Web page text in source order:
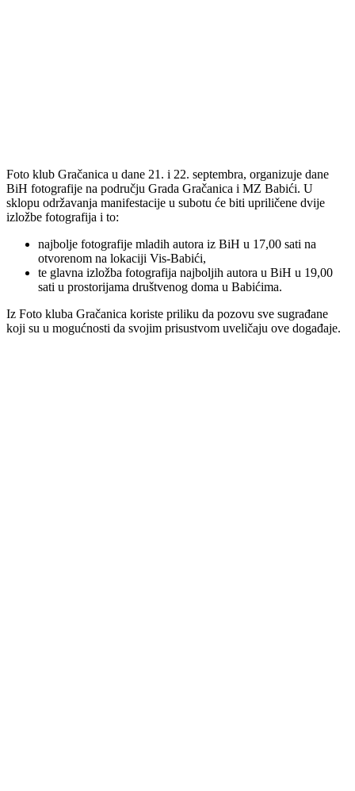
Foto klub Gračanica u dane 21. i 22. septembra, organizuje dane
BiH fotografije na području Grada Gračanica i MZ Babići. U
sklopu održavanja manifestacije u subotu će biti upriličene dvije
izložbe fotografija i to:
najbolje fotografije mladih autora iz BiH u 17,00 sati na
otvorenom na lokaciji Vis-Babići,
te glavna izložba fotografija najboljih autora u BiH u 19,00
sati u prostorijama društvenog doma u Babićima.
Iz Foto kluba Gračanica koriste priliku da pozovu sve sugrađane
koji su u mogućnosti da svojim prisustvom uveličaju ove događaje.